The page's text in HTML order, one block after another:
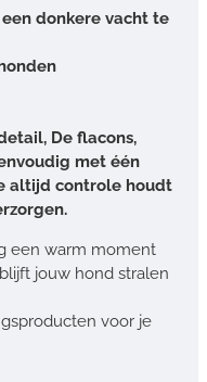
donkere vacht te
De flacons,
met één
altijd controle houdt
een warm moment
jouw hond stralen
voor je